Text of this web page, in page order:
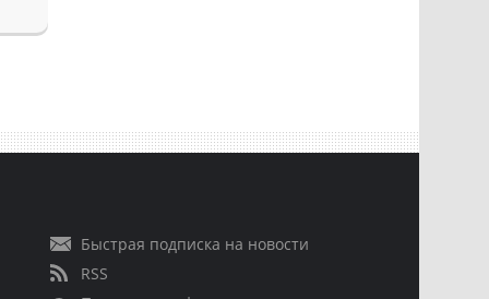
Быстрая подписка на новости
RSS